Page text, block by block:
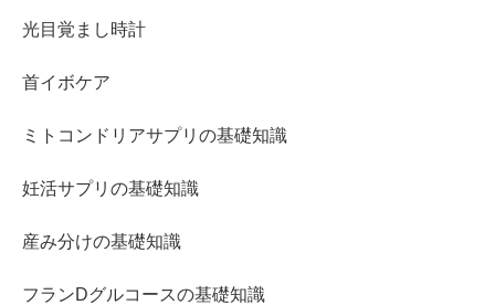
光目覚まし時計
首イボケア
ミトコンドリアサプリの基礎知識
妊活サプリの基礎知識
産み分けの基礎知識
フランDグルコースの基礎知識